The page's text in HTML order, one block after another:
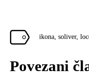
ikona, soliver,
Povezani